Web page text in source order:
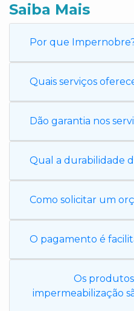
Saiba Mais
Por que
Quais serviços
Dão garantia nos
Qual a durabilidade
Como solicitar um
O pagamento é
Os
impermeabilização